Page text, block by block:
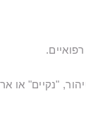
"נקיים" או